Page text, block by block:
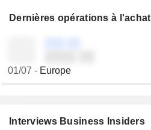
Dernières opérations à l'achat
01/07 - Europe
Interviews Business Insiders